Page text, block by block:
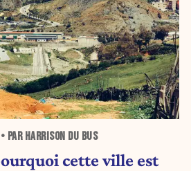
PAR HARRISON DU BUS
cette ville est